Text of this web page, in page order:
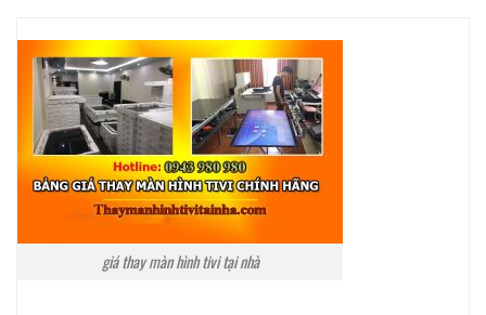
giá thay màn hình tivi tại nhà